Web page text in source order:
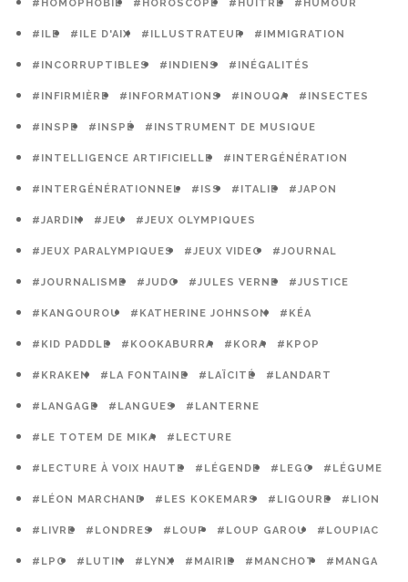
#HOMOPHOBIE #HOROSCOPE #HUITRE #HUMOUR
#ILE #ILE D'AIX #ILLUSTRATEUR #IMMIGRATION
#INCORRUPTIBLES #INDIENS #INÉGALITÉS
#INFIRMIÈRE #INFORMATIONS #INOUQA #INSECTES
#INSPE #INSPÉ #INSTRUMENT DE MUSIQUE
#INTELLIGENCE ARTIFICIELLE #INTERGÉNÉRATION
#INTERGÉNÉRATIONNEL #ISS #ITALIE #JAPON
#JARDIN #JEU #JEUX OLYMPIQUES
#JEUX PARALYMPIQUES #JEUX VIDEO #JOURNAL
#JOURNALISME #JUDO #JULES VERNE #JUSTICE
#KANGOUROU #KATHERINE JOHNSON #KÉA
#KID PADDLE #KOOKABURRA #KORA #KPOP
#KRAKEN #LA FONTAINE #LAÏCITÉ #LANDART
#LANGAGE #LANGUES #LANTERNE
#LE TOTEM DE MIKA #LECTURE
#LECTURE À VOIX HAUTE #LÉGENDE #LEGO #LÉGUME
#LÉON MARCHAND #LES KOKEMARS #LIGOURE #LION
#LIVRE #LONDRES #LOUP #LOUP GAROU #LOUPIAC
#LPO #LUTIN #LYNX #MAIRIE #MANCHOT #MANGA